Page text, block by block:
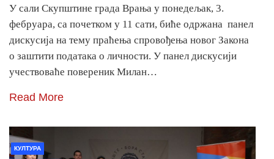
У сали Скупштине града Врања у понедељак, 3.
фебруара, са почетком у 11 сати, биће одржана панел
дискусија на тему праћења спровођења новог Закона
о заштити података о личности. У панел дискусији
учествоваће повереник Милан…
Read More
КУЛТУРА